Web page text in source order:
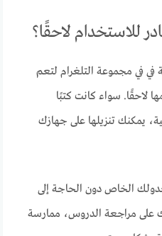
للاستخدام لاحقًا؟
في في مجموعة التلغرام لتعم
لاحقًا. سواء كانت كتبًا
يمكنك تنزيلها على جهازك
الخاص دون الحاجة إلى
على مراجعة الدروس، ممارسة